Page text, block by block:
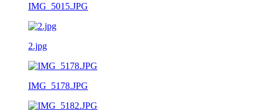
IMG_5015.JPG
2.jpg
IMG_5178.JPG